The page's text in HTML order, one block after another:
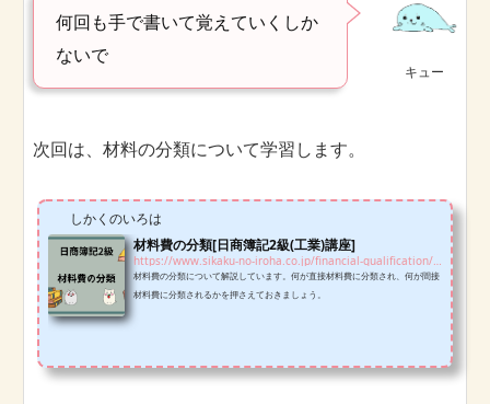
キュー
何回も手で書いて覚えていくしか
ないで
次回は、材料の分類について学習します。
しかくのいろは
材料費の分類[日商簿記2級(工業)講座]
https://www.sikaku-no-iroha.co.jp/financial-qualification/n2/material-classification-n2i
材料費の分類について解説しています。何が直接材料費に分類され、何が間接
材料費に分類されるかを押さえておきましょう。